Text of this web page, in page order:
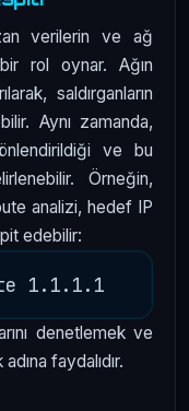
verilerin ve ağ
rol oynar. Ağın
saldırganların
Aynı zamanda,
ve bu
Örneğin,
analizi, hedef IP
edebilir:
denetlemek ve
faydalıdır.